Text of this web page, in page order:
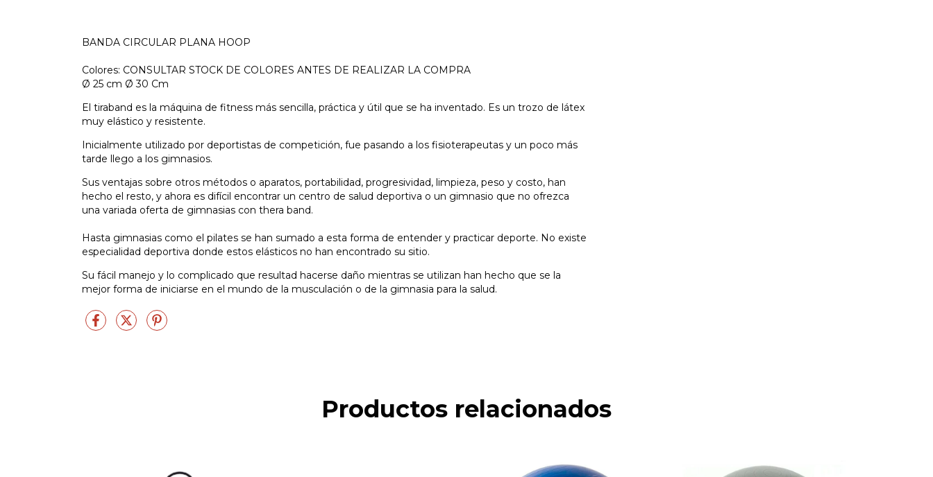
BANDA CIRCULAR PLANA HOOP
Colores: CONSULTAR STOCK DE COLORES ANTES DE REALIZAR LA COMPRA
Ø 25 cm Ø 30 Cm
El tiraband es la máquina de fitness más sencilla, práctica y útil que se ha inventado. Es un trozo de látex
muy elástico y resistente.
Inicialmente utilizado por deportistas de competición, fue pasando a los fisioterapeutas y un poco más
tarde llego a los gimnasios.
Sus ventajas sobre otros métodos o aparatos, portabilidad, progresividad, limpieza, peso y costo, han
hecho el resto, y ahora es difícil encontrar un centro de salud deportiva o un gimnasio que no ofrezca
una variada oferta de gimnasias con thera band.
Hasta gimnasias como el pilates se han sumado a esta forma de entender y practicar deporte. No existe
especialidad deportiva donde estos elásticos no han encontrado su sitio.
Su fácil manejo y lo complicado que resultad hacerse daño mientras se utilizan han hecho que se la
mejor forma de iniciarse en el mundo de la musculación o de la gimnasia para la salud.
Productos relacionados